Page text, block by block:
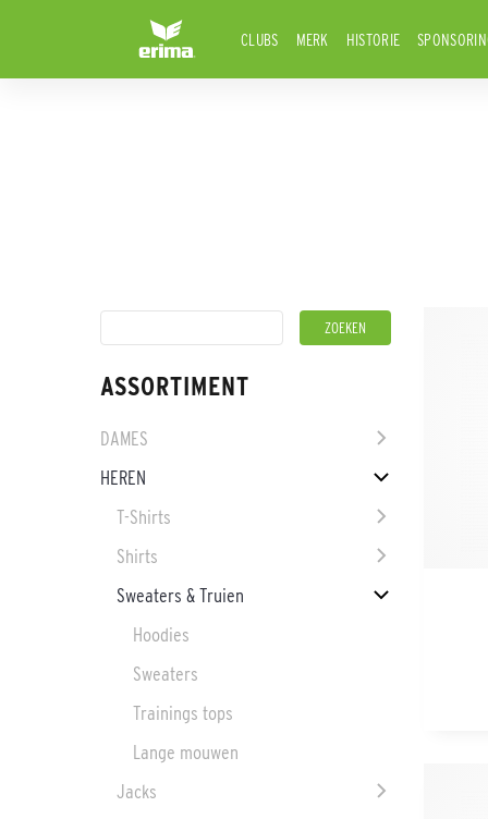
CLUBS MERK HISTORIE
ASSORTIMENT
DAMES
HEREN
T-Shirts
Shirts
Sweaters & Truien
Hoodies
Sweaters
Trainings tops
Lange mouwen
Jacks